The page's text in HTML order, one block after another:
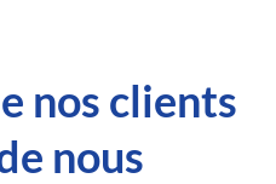
nos clients
nous